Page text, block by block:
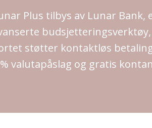
Plus tilbys av Lunar
støtter kontaktløs
valutapåslag og gratis